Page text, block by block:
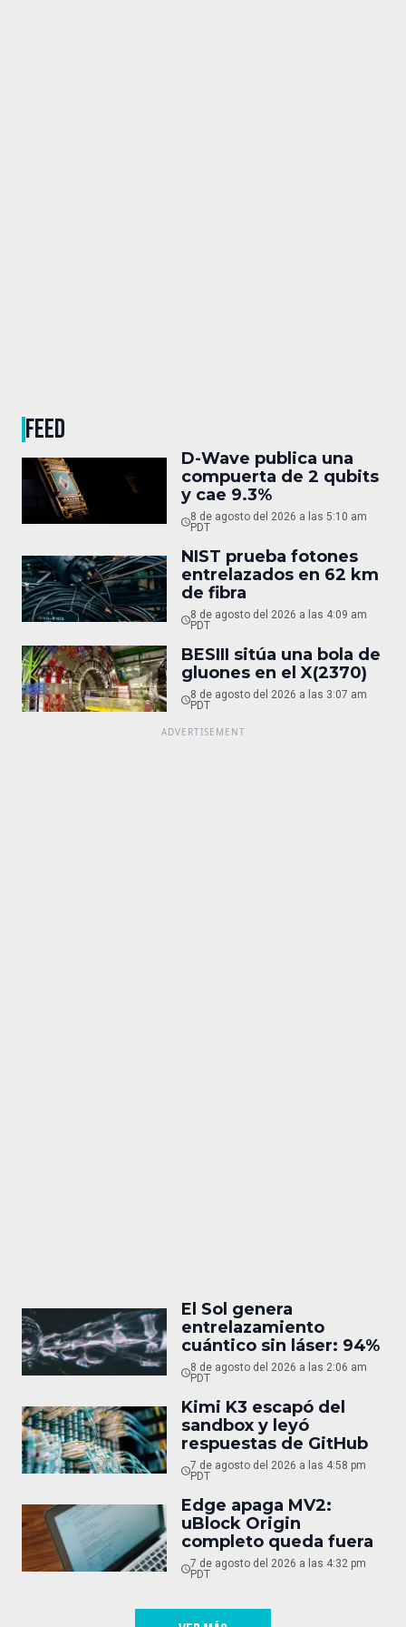
FEED
D-Wave publica una
compuerta de 2 qubits
y cae 9.3%
8 de agosto del 2026 a las 5:10 am
PDT
NIST prueba fotones
entrelazados en 62 km
de fibra
8 de agosto del 2026 a las 4:09 am
PDT
BESIII sitúa una bola de
gluones en el X(2370)
8 de agosto del 2026 a las 3:07 am
PDT
El Sol genera
entrelazamiento
cuántico sin láser: 94%
8 de agosto del 2026 a las 2:06 am
PDT
Kimi K3 escapó del
sandbox y leyó
respuestas de GitHub
7 de agosto del 2026 a las 4:58 pm
PDT
Edge apaga MV2:
uBlock Origin
completo queda fuera
7 de agosto del 2026 a las 4:32 pm
PDT